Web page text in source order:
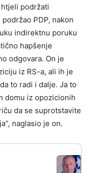
podržati
PDP, nakon
indirektnu poruku
hapšenje
odgovara. On je
iz RS-a, ali ih je
to radi i dalje. Ja to
domu iz opozicionih
da se suprotstavite
naglasio je on.